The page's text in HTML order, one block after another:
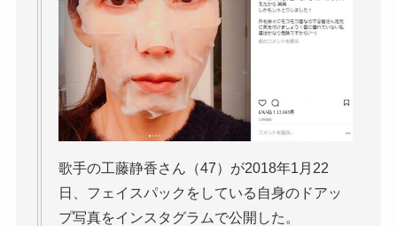
歌手の工藤静香さん（47）が2018年1月22
日、フェイスパックをしている自身のドアッ
プ写真をインスタグラムで公開した。